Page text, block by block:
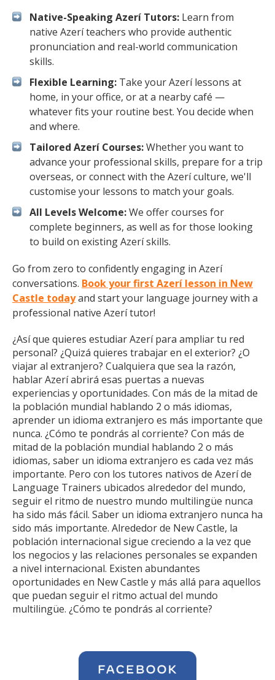
Native-Speaking Azerí Tutors: Learn from
native Azerí teachers who provide authentic
pronunciation and real-world communication
skills.
Flexible Learning: Take your Azerí lessons at
home, in your office, or at a nearby café —
whatever fits your routine best. You decide when
and where.
Tailored Azerí Courses:Whether you want to
advance your professional skills, prepare for a trip
overseas, or connect with the Azerí culture, we'll
customise your lessons to match your goals.
All Levels Welcome:We offer courses for
complete beginners, as well as for those looking
to build on existing Azerí skills.
Go from zero to confidently engaging in Azerí
conversations. Book your first Azerí lesson in New
Castle todayand start your language journey with a
professional native Azerí tutor!
¿Así que quieres estudiar Azerí para ampliar tu red
personal? ¿Quizá quieres trabajar en el exterior? ¿O
viajar al extranjero? Cualquiera que sea la razón,
hablar Azerí abrirá esas puertas a nuevas
experiencias y oportunidades. Con más de la mitad de
la población mundial hablando 2 o más idiomas,
aprender un idioma extranjero es más importante que
nunca. ¿Cómo te pondrás al corriente? Con más de
mitad de la población mundial hablando 2 o más
idiomas, saber un idioma extranjero es cada vez más
importante. Pero con los tutores nativos de Azerí de
Language Trainers ubicados alrededor del mundo,
seguir el ritmo de nuestro mundo multilingüe nunca
ha sido más fácil. Saber un idioma extranjero nunca ha
sido más importante. Alrededor de New Castle, la
población internacional sigue creciendo a la vez que
los negocios y las relaciones personales se expanden
a nivel internacional. Existen abundantes
oportunidades en New Castle y más allá para aquellos
que puedan seguir el ritmo actual del mundo
multilingüe. ¿Cómo te pondrás al corriente?